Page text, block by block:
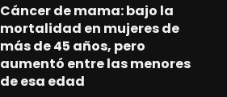
Cáncer de mama: bajo la
mortalidad en mujeres de
más de 45 años, pero
aumentó entre las menores
de esa edad